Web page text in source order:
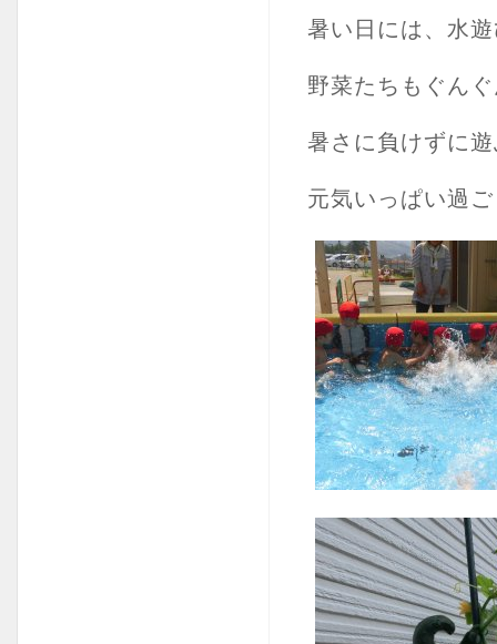
暑い日には、水
野菜たちもぐん
暑さに負けずに
元気いっぱい過